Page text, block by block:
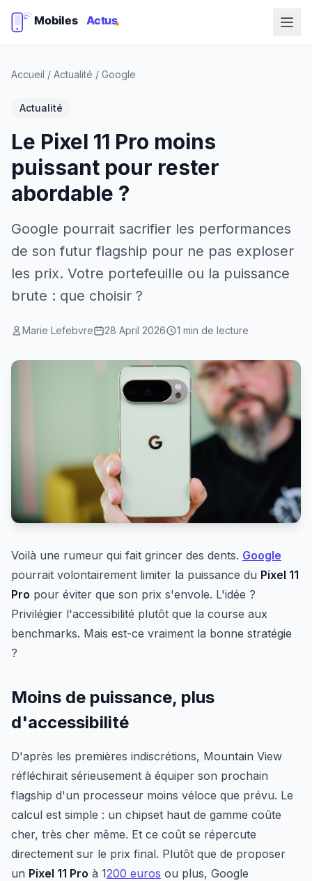
Accueil / Actualité / Google
Actualité
Le Pixel 11 Pro moins
puissant pour rester
abordable ?
Google pourrait sacrifier les performances
de son futur flagship pour ne pas exploser
les prix. Votre portefeuille ou la puissance
brute : que choisir ?
Marie Lefebvre 28 April 2026 1 min de lecture
Voilà une rumeur qui fait grincer des dents. Google
pourrait volontairement limiter la puissance du Pixel 11
Pro pour éviter que son prix s'envole. L'idée ?
Privilégier l'accessibilité plutôt que la course aux
benchmarks. Mais est-ce vraiment la bonne stratégie
?
Moins de puissance, plus
d'accessibilité
D'après les premières indiscrétions, Mountain View
réfléchirait sérieusement à équiper son prochain
flagship d'un processeur moins véloce que prévu. Le
calcul est simple : un chipset haut de gamme coûte
cher, très cher même. Et ce coût se répercute
directement sur le prix final. Plutôt que de proposer
un Pixel 11 Pro à 1200 euros ou plus, Google